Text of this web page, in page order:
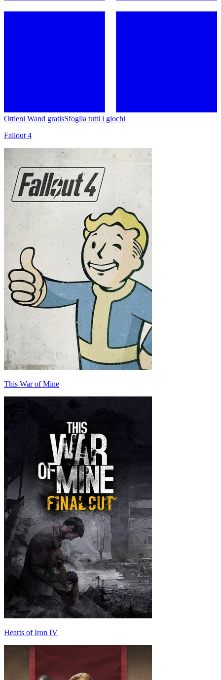
Ottieni Wand gratisSfoglia tutti i giochi
Fallout 4
This War of Mine
Hearts of Iron IV